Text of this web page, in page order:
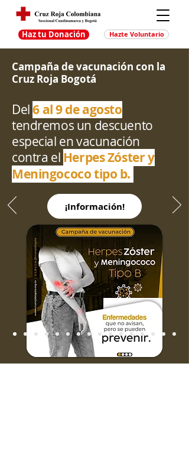
Haz tu Donación Hazte Voluntario
Campaña de vacunación con la
Cruz Roja Bogotá
Del6 al 9 de agosto
tendremos un descuento
especial en vacunación
contra el Herpes Zóster y
Meningococo tipo b.
¡Información!